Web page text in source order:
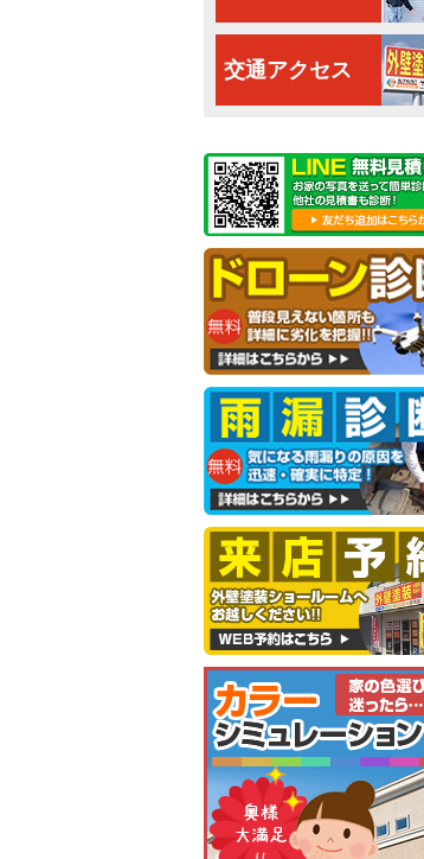
交通アクセス